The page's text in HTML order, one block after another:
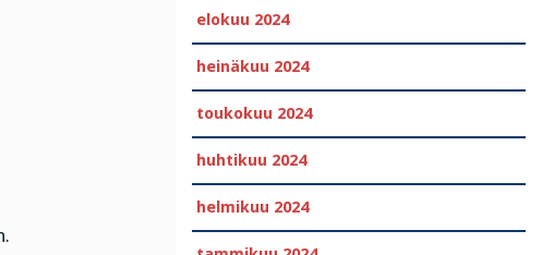
elokuu 2024
heinäkuu 2024
toukokuu 2024
huhtikuu 2024
helmikuu 2024